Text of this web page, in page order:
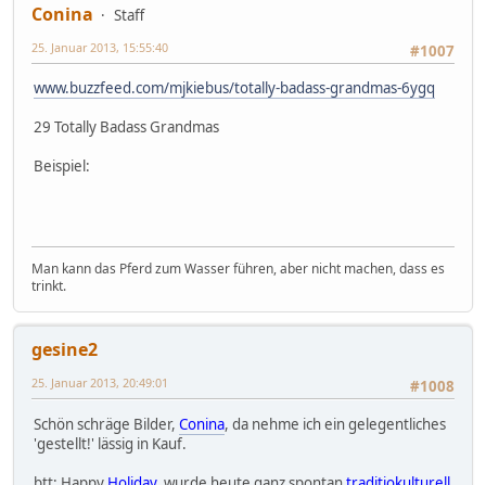
Conina
Staff
#1007
25. Januar 2013, 15:55:40
www.buzzfeed.com/mjkiebus/totally-badass-grandmas-6ygq
29 Totally Badass Grandmas
Beispiel:
Man kann das Pferd zum Wasser führen, aber nicht machen, dass es
trinkt.
gesine2
#1008
25. Januar 2013, 20:49:01
Schön schräge Bilder, Conina, da nehme ich ein gelegentliches
'gestellt!' lässig in Kauf.